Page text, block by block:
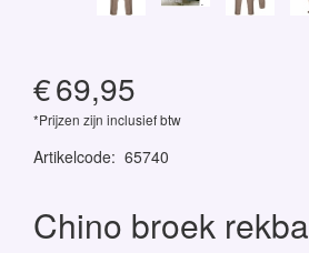
€69,95
*Prijzen zijn inclusief btw
Artikelcode: 65740
Chino broek